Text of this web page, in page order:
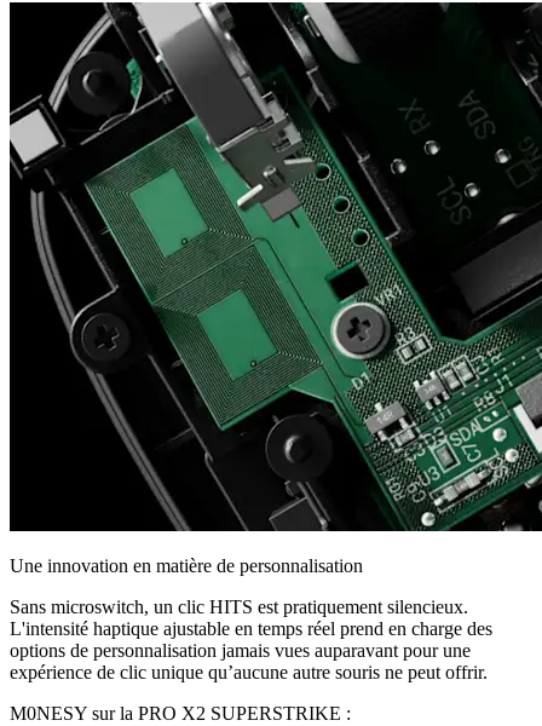
Une innovation en matière de personnalisation
Sans microswitch, un clic HITS est pratiquement silencieux.
L'intensité haptique ajustable en temps réel prend en charge des
options de personnalisation jamais vues auparavant pour une
expérience de clic unique qu’aucune autre souris ne peut offrir.
M0NESY sur la PRO X2 SUPERSTRIKE :